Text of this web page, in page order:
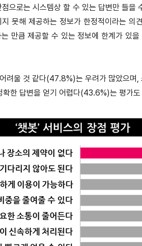
으로는 시스템상 할 수 있는 답변만 들
못해 제공하는 정보가 한정적이라는 의
만큼 제공할 수 있는 정보에 한계가 있
려울 것 같다(47.8%)는 우려가 많았으며
한 답변을 얻기 어렵다(43.6%)는 평가도